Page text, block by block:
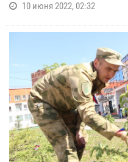
10 июня 2022, 02:32